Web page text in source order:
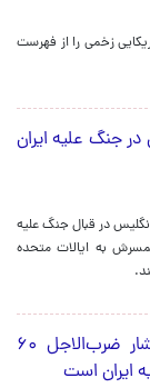
زخمی را از فهرست
جنگ علیه ایران
در قبال جنگ علیه
به ایالات متحده
نیویورک‌تایمز: ترامپ تحت فشار ضرب‌الاجل ۶۰
ایران است